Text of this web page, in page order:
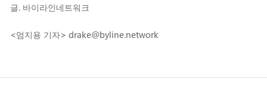
글. 바이라인네트워크
<엄지용 기자> drake@byline.network